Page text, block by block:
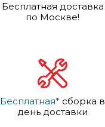
Бесплатная доставка
по Москве!
Бесплатная* сборка в
день доставки